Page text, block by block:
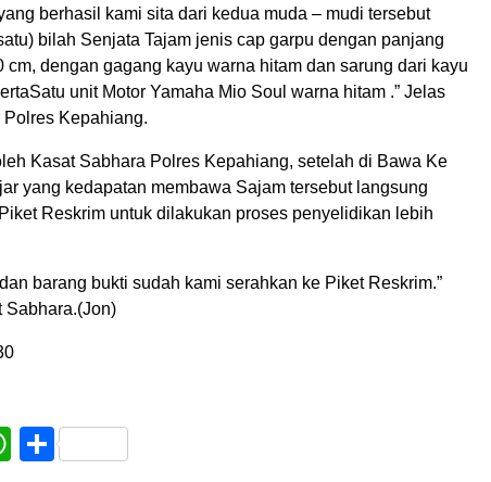
berhasil kami sita dari kedua muda – mudi tersebut
bilah Senjata Tajam jenis cap garpu dengan panjang
cm, dengan gagang kayu warna hitam dan sarung dari kayu
unit Motor Yamaha Mio Soul warna hitam .” Jelas
Polres Kepahiang.
Kasat Sabhara Polres Kepahiang, setelah di Bawa Ke
yang kedapatan membawa Sajam tersebut langsung
Reskrim untuk dilakukan proses penyelidikan lebih
barang bukti sudah kami serahkan ke Piket Reskrim.”
Sabhara.(Jon)
WhatsApp
Share